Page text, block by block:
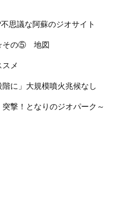
思議な阿蘇のジオサイト
☆その⑤ 地図
メ
に」大規模噴火兆候なし
撃！となりのジオパーク～